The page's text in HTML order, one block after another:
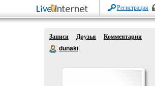
Регистрация
Записи Друзья
Комментарии
dunaki